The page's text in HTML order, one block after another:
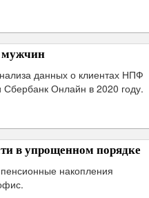
мужчин
данных о клиентах НПФ
Онлайн в 2020 году.
в упрощенном порядке
накопления